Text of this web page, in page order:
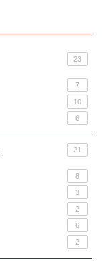
23
7
10
6
21
8
3
2
6
2